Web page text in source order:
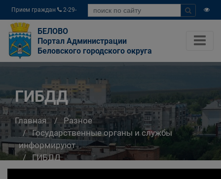
Прием граждан
2-29-
04
БЕЛОВО
Портал Администрации
Беловского городского округа
ГИБДД
Главная
Разное
Государственные органы и службы
информируют
ГИБДД